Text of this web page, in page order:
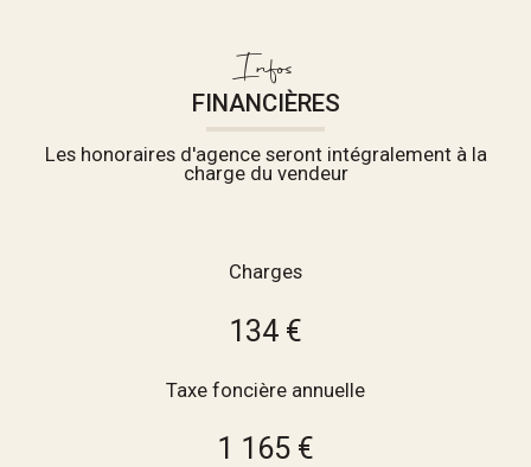
Infos
FINANCIÈRES
Les honoraires d'agence seront intégralement à la
charge du vendeur
Charges
134 €
Taxe foncière annuelle
1 165 €